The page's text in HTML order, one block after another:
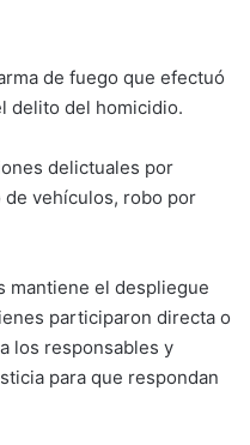
de fuego que efectuó
delito del homicidio.
delictuales por
vehículos, robo por
mantiene el despliegue
participaron directa o
los responsables y
para que respondan